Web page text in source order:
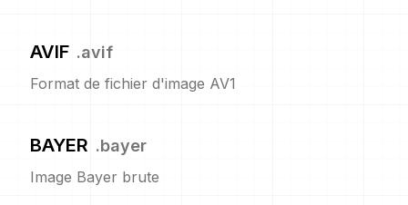
AVIF .avif
Format de fichier d'image AV1
BAYER .bayer
Image Bayer brute